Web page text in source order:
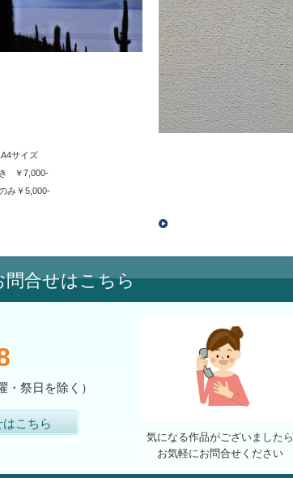
サイズ
￥7,000-
み￥5,000-
問合せはこちら
気になる作品がございましたら
お気軽にお問合せください
・祭日を除く）
こちら